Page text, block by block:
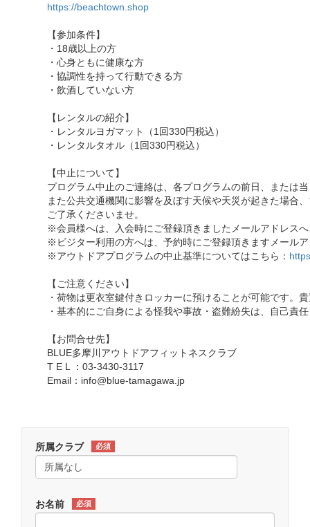
https://beachtown.shop
【参加条件】
・18歳以上の方
・心身ともに健康な方
・協調性を持って行動できる方
・飲酒していない方
【レンタルの紹介】
・レンタルヨガマット（1回330円税込）
・レンタルタオル（1回330円税込）
【中止について】
プログラム中止のご連絡は、各プログラムの前日、または
また公共交通機関に影響を及ぼす天候や天災が起きた場合
ご了承くださいませ。
※会員様へは、入会時にご登録頂きましたメールアドレス
※ビジター利用の方へは、予約時にご登録頂きますメール
※アウトドアプログラムの中止基準についてはこちら：
【ご注意ください】
・荷物は更衣室鍵付きロッカーに預けることが可能です。
・基本的にご自身による怪我や事故・盗難紛失は、自己責
【お問合せ先】
BLUE多摩川アウトドアフィットネスクラブ
T E L ：03-3430-3117
Email：info@blue-tamagawa.jp
所属クラブ 必須
お名前 必須